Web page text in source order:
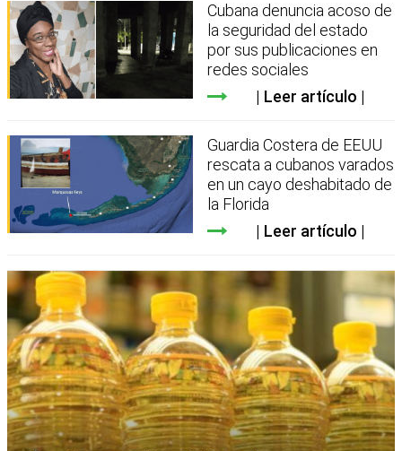
Cubana denuncia acoso de
la seguridad del estado
por sus publicaciones en
redes sociales
Leer artículo
Guardia Costera de EEUU
rescata a cubanos varados
en un cayo deshabitado de
la Florida
Leer artículo